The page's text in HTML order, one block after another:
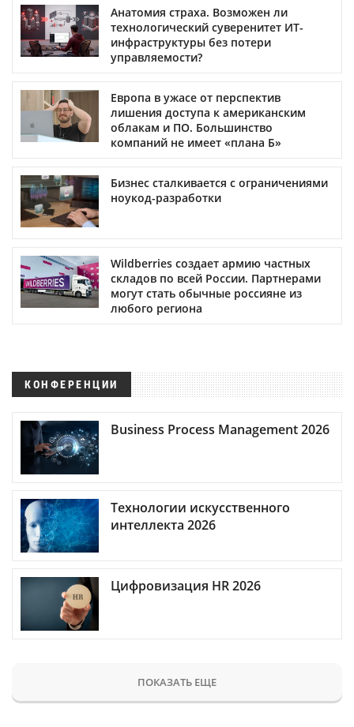
Анатомия страха. Возможен ли
технологический суверенитет ИТ-
инфраструктуры без потери
управляемости?
Европа в ужасе от перспектив
лишения доступа к американским
облакам и ПО. Большинство
компаний не имеет «плана Б»
Бизнес сталкивается с ограничениями
ноукод-разработки
Wildberries создает армию частных
складов по всей России. Партнерами
могут стать обычные россияне из
любого региона
КОНФЕРЕНЦИИ
Business Process Management 2026
Технологии искусственного
интеллекта 2026
Цифровизация HR 2026
ПОКАЗАТЬ ЕЩЕ